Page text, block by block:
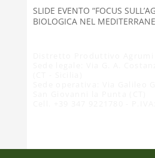
SLIDE EVENTO “FOCUS
BIOLOGICA NEL